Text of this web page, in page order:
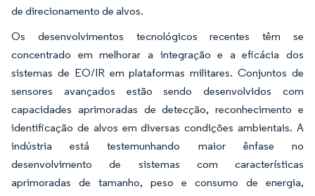
de direcionamento de alvos.
Os desenvolvimentos tecnológicos recentes têm se
concentrado em melhorar a integração e a eficácia dos
sistemas de EO/IR em plataformas militares. Conjuntos de
sensores avançados estão sendo desenvolvidos com
capacidades aprimoradas de detecção, reconhecimento e
identificação de alvos em diversas condições ambientais. A
indústria está testemunhando maior ênfase no
desenvolvimento de sistemas com características
aprimoradas de tamanho, peso e consumo de energia,